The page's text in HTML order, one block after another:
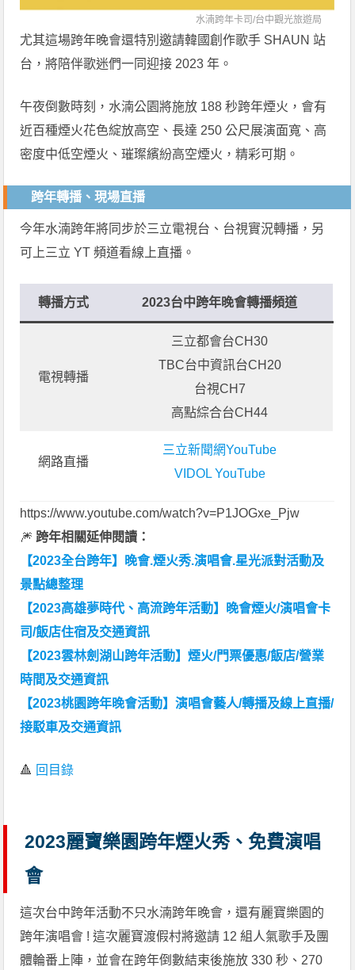
水湳跨年卡司/台中觀光旅遊局
尤其這場跨年晚會還特別邀請韓國創作歌手 SHAUN 站
台，將陪伴歌迷們一同迎接 2023 年。
午夜倒數時刻，水湳公園將施放 188 秒跨年煙火，會有
近百種煙火花色綻放高空、長達 250 公尺展演面寬、高
密度中低空煙火、璀璨繽紛高空煙火，精彩可期。
跨年轉播、現場直播
今年水湳跨年將同步於三立電視台、台視實況轉播，另
可上三立 YT 頻道看線上直播。
轉播方式 2023台中跨年晚會轉播頻道
電視轉播
三立都會台CH30
TBC台中資訊台CH20
台視CH7
高點綜合台CH44
網路直播
三立新聞網YouTube
VIDOL YouTube
https://www.youtube.com/watch?v=P1JOGxe_Pjw
🎆 跨年相關延伸閱讀：
【2023全台跨年】晚會.煙火秀.演唱會.星光派對活動及
景點總整理
【2023高雄夢時代、高流跨年活動】晚會煙火/演唱會卡
司/飯店住宿及交通資訊
【2023雲林劍湖山跨年活動】煙火/門票優惠/飯店/營業
時間及交通資訊
【2023桃園跨年晚會活動】演唱會藝人/轉播及線上直播/
接駁車及交通資訊
🔺 回目錄
2023麗寶樂園跨年煙火秀、免費演唱
會
這次台中跨年活動不只水湳跨年晚會，還有麗寶樂園的
跨年演唱會 ! 這次麗寶渡假村將邀請 12 組人氣歌手及團
體輪番上陣，並會在跨年倒數結束後施放 330 秒、270